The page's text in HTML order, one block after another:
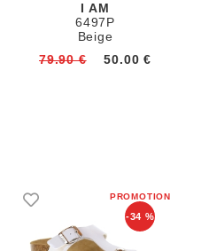
I AM
6497P
Beige
79.90 €
50.00 €
-34 %